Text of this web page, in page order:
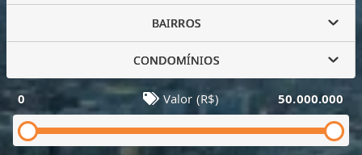
BAIRROS
CONDOMÍNIOS
0 Valor (R$) 50.000.000